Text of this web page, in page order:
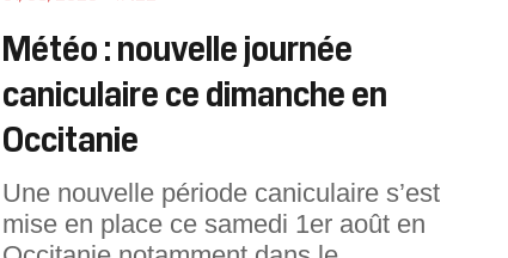
Météo : nouvelle journée
caniculaire ce dimanche en
Occitanie
Une nouvelle période caniculaire s’est
mise en place ce samedi 1er août en